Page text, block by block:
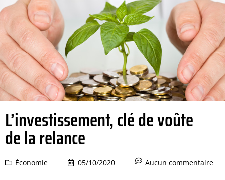
L’investissement, clé de voûte
de la relance
Économie 05/10/2020 Aucun commentaire